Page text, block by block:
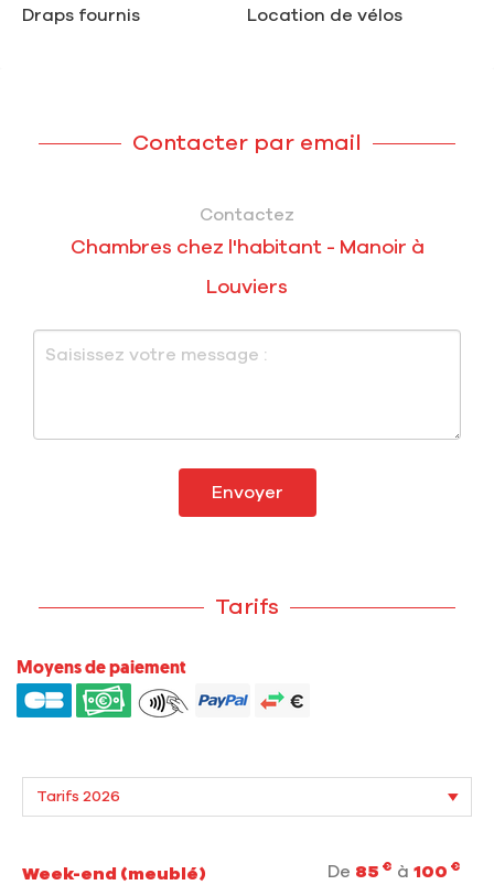
Draps fournis
Location de vélos
Contacter par email
Contactez
Chambres chez l'habitant - Manoir à
Louviers
Envoyer
Tarifs
Moyens de paiement
Week-end (meublé) De 85 € à 100 €